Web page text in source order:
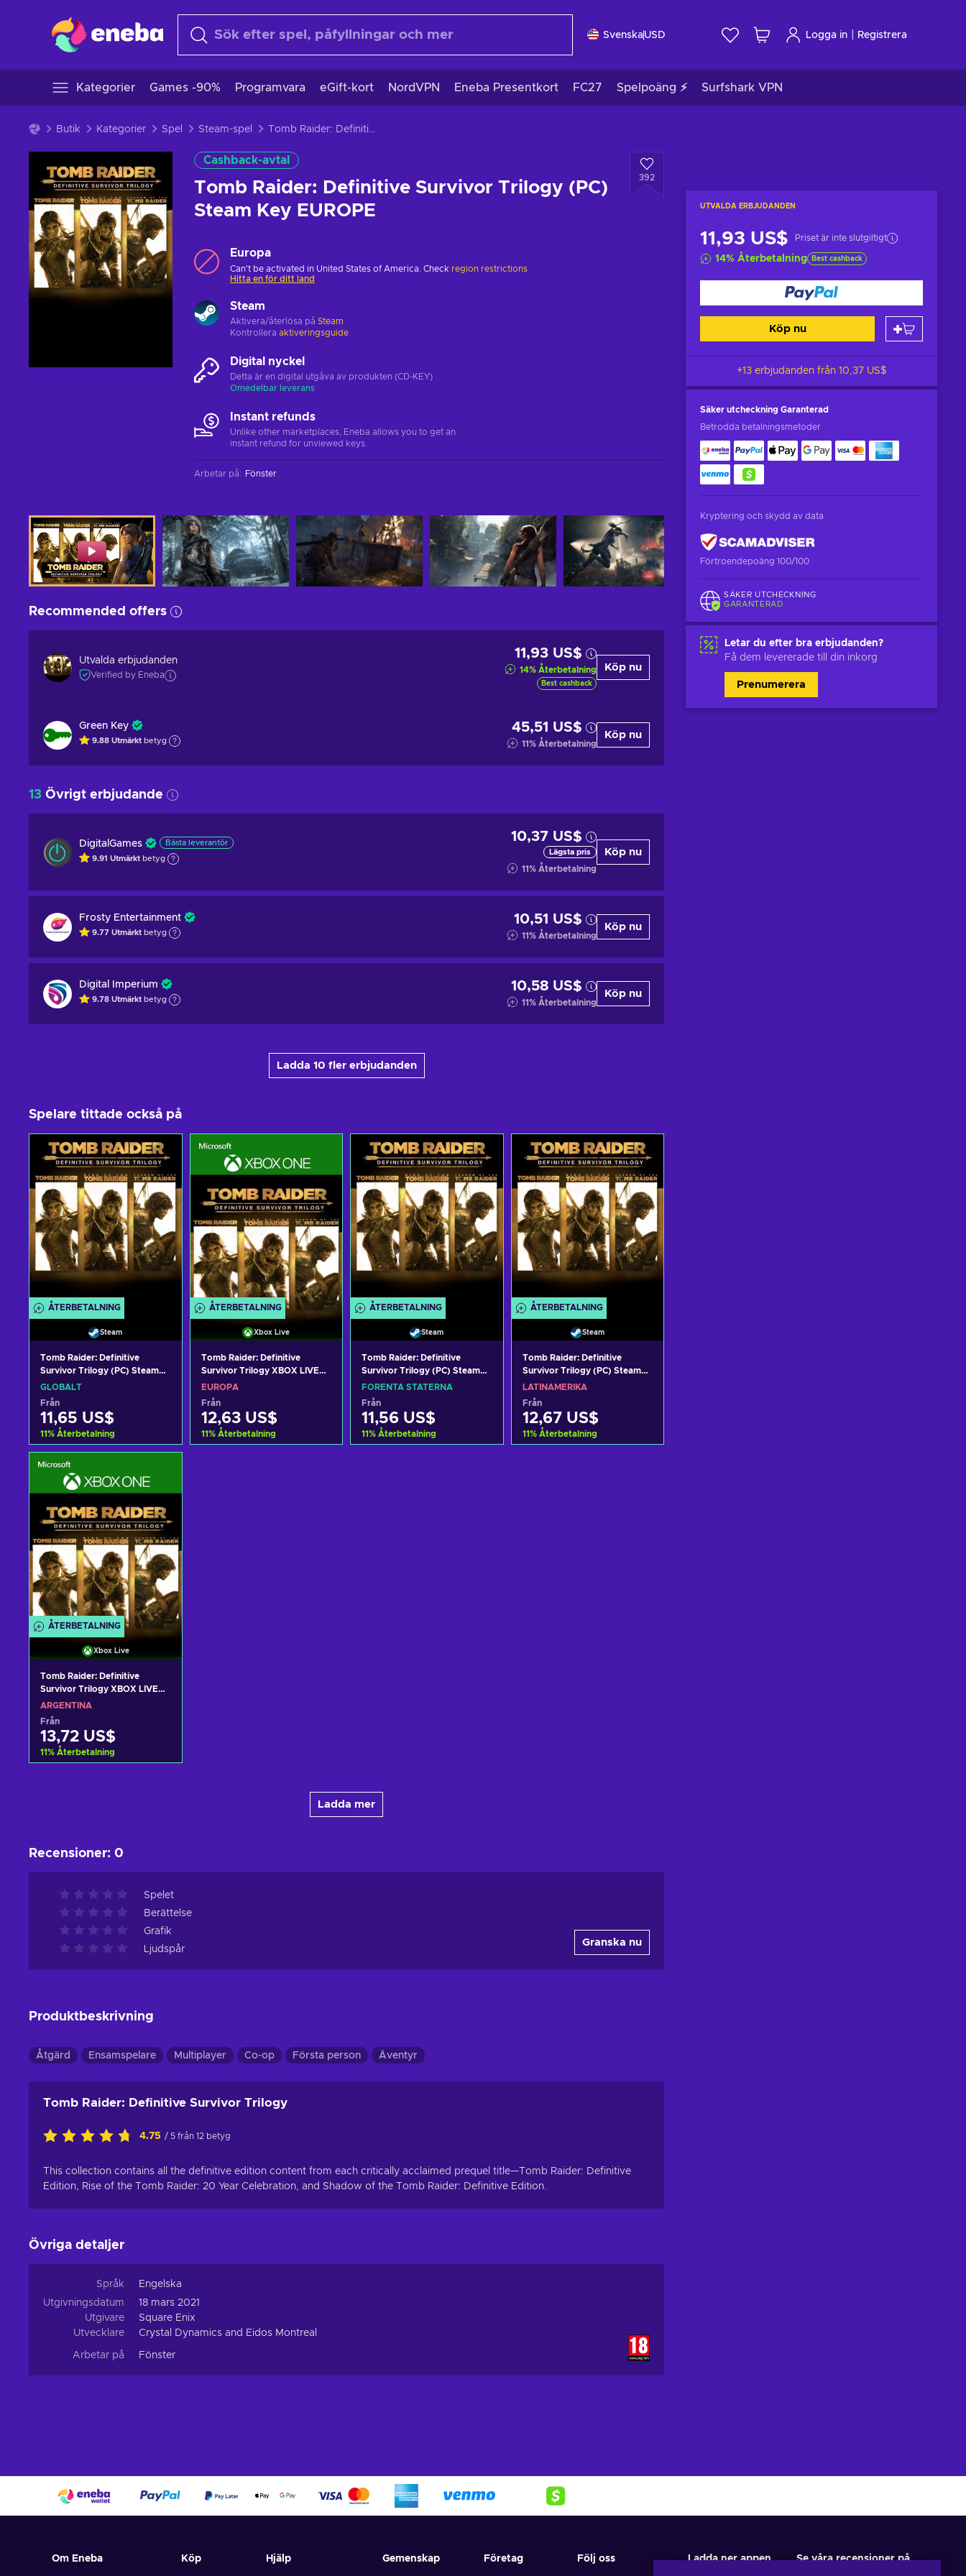
Svenska USD Logga in Registrera
Kategorier Games -90% Programvara eGift-kort NordVPN Eneba Presentkort FC27 Spelpoäng ⚡ Surfshark VPN
Butik Kategorier Spel Steam-spel Tomb Raider: Definitive Survivor Trilogy (PC) Steam Key EUROPE
Cashback-avtal
Tomb Raider: Definitive Survivor Trilogy (PC)
Steam Key EUROPE
392
UTVALDA ERBJUDANDEN
11,93 US$ Priset är inte slutgiltigt
14% Återbetalning Best cashback
Köp nu
+13 erbjudanden från 10,37 US$
Säker utcheckning Garanterad
Betrodda betalningsmetoder
Kryptering och skydd av data
Förtroendepoäng 100/100
SÄKER UTCHECKNING
GARANTERAD
Letar du efter bra erbjudanden?
Få dem levererade till din inkorg
Prenumerera
Europa
Can't be activated in United States of America. Check region restrictions
Hitta en för ditt land
Steam
Aktivera/återlösa på Steam
Kontrollera aktiveringsguide
Digital nyckel
Detta är en digital utgåva av produkten (CD-KEY)
Omedelbar leverans
Instant refunds
Unlike other marketplaces, Eneba allows you to get an
instant refund for unviewed keys.
Arbetar på: Fönster
Recommended offers
Utvalda erbjudanden
Verified by Eneba
11,93 US$
14% Återbetalning
Best cashback
Köp nu
Green Key
9.88 Utmärkt betyg
45,51 US$
11% Återbetalning
Köp nu
13 Övrigt erbjudande
DigitalGames Bästa leverantör
9.91 Utmärkt betyg
10,37 US$
Lägsta pris
11% Återbetalning
Köp nu
Frosty Entertainment
9.77 Utmärkt betyg
10,51 US$
11% Återbetalning
Köp nu
Digital Imperium
9.78 Utmärkt betyg
10,58 US$
11% Återbetalning
Köp nu
Ladda 10 fler erbjudanden
Spelare tittade också på
ÅTERBETALNING
Steam
Tomb Raider: Definitive
Survivor Trilogy (PC) Steam
Key GLOBAL
GLOBALT
Från
11,65 US$
11% Återbetalning
Lägg till i varukorgen
View offers
ÅTERBETALNING
Xbox Live
Tomb Raider: Definitive
Survivor Trilogy XBOX LIVE
Key EUROPE
EUROPA
Från
12,63 US$
11% Återbetalning
ÅTERBETALNING
Steam
Tomb Raider: Definitive
Survivor Trilogy (PC) Steam
Key UNITED STATES
FÖRENTA STATERNA
Från
11,56 US$
11% Återbetalning
ÅTERBETALNING
Steam
Tomb Raider: Definitive
Survivor Trilogy (PC) Steam
Key LATAM
LATINAMERIKA
Från
12,67 US$
11% Återbetalning
ÅTERBETALNING
Xbox Live
Tomb Raider: Definitive
Survivor Trilogy XBOX LIVE
Key ARGENTINA
ARGENTINA
Från
13,72 US$
11% Återbetalning
Ladda mer
Recensioner: 0
Spelet
Berättelse
Grafik
Ljudspår
Granska nu
Produktbeskrivning
Åtgärd Ensamspelare Multiplayer Co-op Första person Äventyr
Tomb Raider: Definitive Survivor Trilogy
4.75 / 5 från 12 betyg
This collection contains all the definitive edition content from each critically acclaimed prequel title—Tomb Raider: Definitive
Edition, Rise of the Tomb Raider: 20 Year Celebration, and Shadow of the Tomb Raider: Definitive Edition.
Övriga detaljer
Språk
Engelska
Utgivningsdatum
18 mars 2021
Utgivare
Square Enix
Utvecklare
Crystal Dynamics and Eidos Montreal
Arbetar på Fönster
Om Eneba Köp Hjälp Gemenskap Företag Följ oss Ladda ner appen Se våra recensioner på